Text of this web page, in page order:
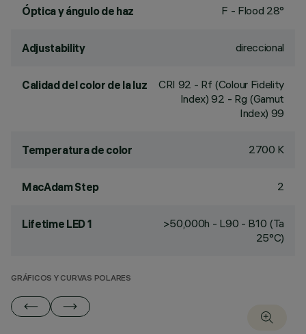
Óptica y ángulo de haz F - Flood 28°
Adjustability direccional
Calidad del color de la luz CRI 92 - Rf (Colour Fidelity
Index) 92 - Rg (Gamut
Index) 99
Temperatura de color 2700 K
MacAdam Step 2
Lifetime LED 1
>50,000h - L90 - B10 (Ta
25°C)
GRÁFICOS Y CURVAS POLARES